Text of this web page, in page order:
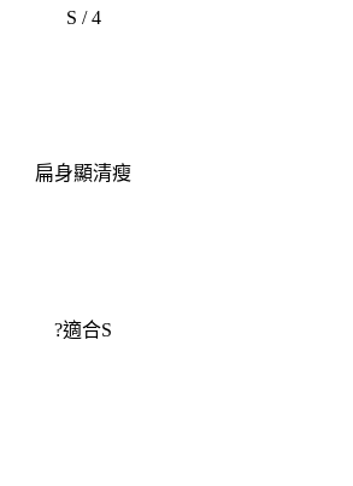
S / 4
扁身顯清瘦
?適合S